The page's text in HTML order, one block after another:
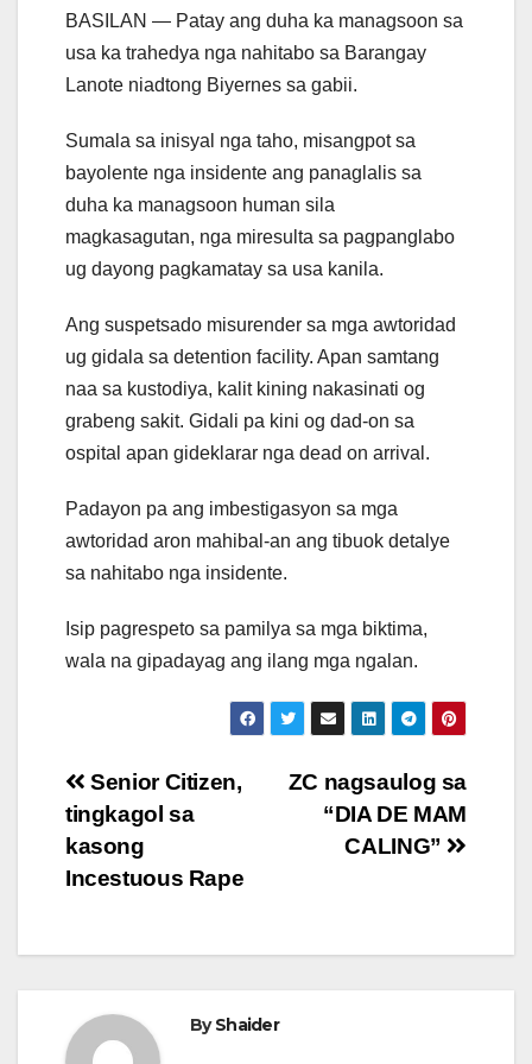
BASILAN — Patay ang duha ka managsoon sa
usa ka trahedya nga nahitabo sa Barangay
Lanote niadtong Biyernes sa gabii.
Sumala sa inisyal nga taho, misangpot sa
bayolente nga insidente ang panaglalis sa
duha ka managsoon human sila
magkasagutan, nga miresulta sa pagpanglabo
ug dayong pagkamatay sa usa kanila.
Ang suspetsado misurender sa mga awtoridad
ug gidala sa detention facility. Apan samtang
naa sa kustodiya, kalit kining nakasinati og
grabeng sakit. Gidali pa kini og dad-on sa
ospital apan gideklarar nga dead on arrival.
Padayon pa ang imbestigasyon sa mga
awtoridad aron mahibal-an ang tibuok detalye
sa nahitabo nga insidente.
Isip pagrespeto sa pamilya sa mga biktima,
wala na gipadayag ang ilang mga ngalan.
Post
navigation
ZC nagsaulog sa
“DIA DE MAM
CALING”
Senior Citizen,
tingkagol sa
kasong
Incestuous Rape
ByShaider